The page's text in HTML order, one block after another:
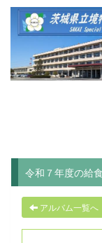
令和７年度の給食
アルバム一覧へ